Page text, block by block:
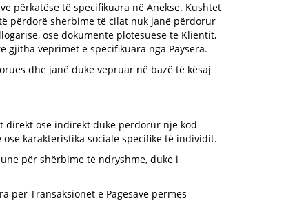
përkatëse të specifikuara në Anekse. Kushtet
përdorë shërbime të cilat nuk janë përdorur
ose dokumente plotësuese të Klientit,
veprimet e specifikuara nga Paysera.
dhe janë duke vepruar në bazë të kësaj
ose indirekt duke përdorur një kod
karakteristika sociale specifike të individit.
për shërbime të ndryshme, duke i
për Transaksionet e Pagesave përmes